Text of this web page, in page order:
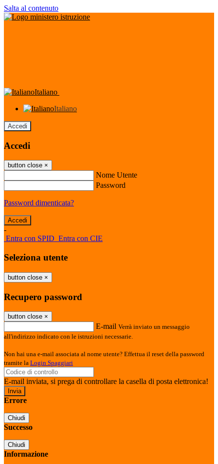
Salta al contenuto
Italiano
Italiano
Accedi
Accedi
button close ×
Nome Utente
Password
Password dimenticata?
-
Entra con SPID Entra con CIE
Seleziona utente
button close ×
Recupero password
button close ×
E-mail Verrà inviato un messaggio
all'indirizzo indicato con le istruzioni necessarie.
Non hai una e-mail associata al nome utente? Effettua il reset della password
tramite la Login Spaggiari
E-mail inviata, si prega di controllare la casella di posta elettronica!
Errore
Chiudi
Successo
Chiudi
Informazione